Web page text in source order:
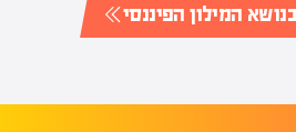
המילון הפיננסי